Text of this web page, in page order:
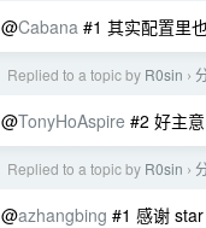
@Cabana #1 其实配置里
Replied to a topic by R0sin ›
@TonyHoAspire #2 好主
Replied to a topic by R0sin ›
@azhangbing #1 感谢